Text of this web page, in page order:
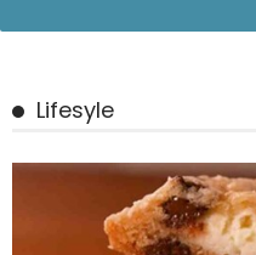
Lifesyle